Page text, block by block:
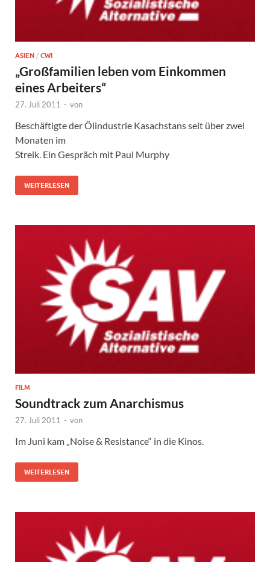
ASIEN / CWI
„Großfamilien leben vom Einkommen
eines Arbeiters“
27. Juli 2011 - von
Beschäftigte der Ölindustrie Kasachstans seit über zwei
Monaten im
Streik. Ein Gespräch mit Paul Murphy
WEITERLESEN
FILM
Soundtrack zum Anarchismus
27. Juli 2011 - von
Im Juni kam „Noise & Resistance“ in die Kinos.
WEITERLESEN